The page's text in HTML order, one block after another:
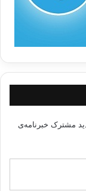
مشترک خبرنامه‌ی